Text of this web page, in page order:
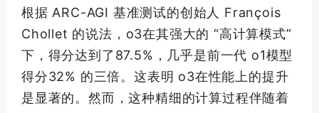
根据 ARC-AGI 基准测试的创始人 François
Chollet 的说法，o3在其强大的 “高计算模式”
下，得分达到了87.5%，几乎是前一代 o1模型
得分32% 的三倍。这表明 o3在性能上的提升
是显著的。然而，这种精细的计算过程伴随着